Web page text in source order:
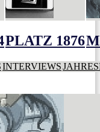
PLATZ 1876
INTERVIEWS